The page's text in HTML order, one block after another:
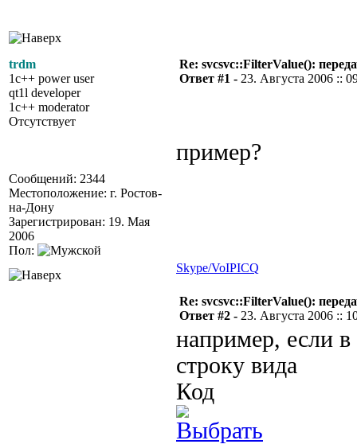
trdm
1c++ power user
qt1l developer
1c++ moderator
Отсутствует
Сообщений: 2344
Местоположение: г. Ростов-
на-Дону
Зарегистрирован: 19. Мая
2006
Пол:
Re: svcsvc::FilterValue():
Ответ #1 - 23. Августа 2006 ::
пример?
Skype/VoIPICQ
Re: svcsvc::FilterValue():
Ответ #2 - 23. Августа 2006 ::
например, если в
строку вида
Код